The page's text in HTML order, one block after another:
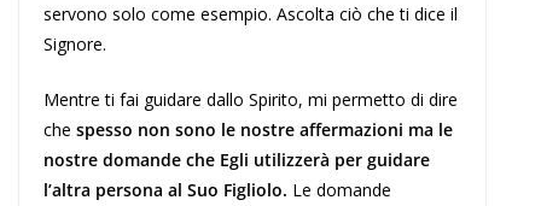
servono solo come esempio. Ascolta ciò che ti dice il
Signore.
Mentre ti fai guidare dallo Spirito, mi permetto di dire
che spesso non sono le nostre affermazioni ma le
nostre domande che Egli utilizzerà per guidare
l’altra persona al Suo Figliolo. Le domande